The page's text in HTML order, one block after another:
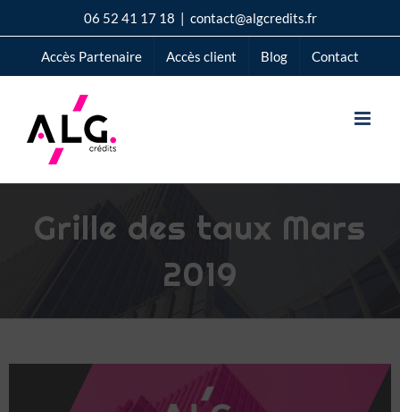
au
06 52 41 17 18 | contact@algcredits.fr
Accès Partenaire Accès client Blog Contact
Grille des taux Mars
2019